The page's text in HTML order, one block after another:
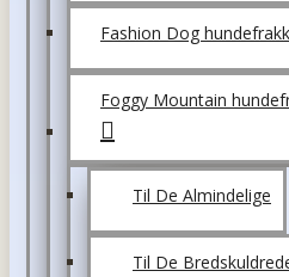
Fashion Dog
Foggy Mountain
Til De Almindelige
Til De